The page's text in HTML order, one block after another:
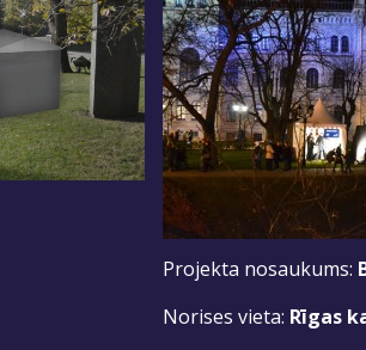
Projekta nosaukums:
Norises vieta: Rīgas